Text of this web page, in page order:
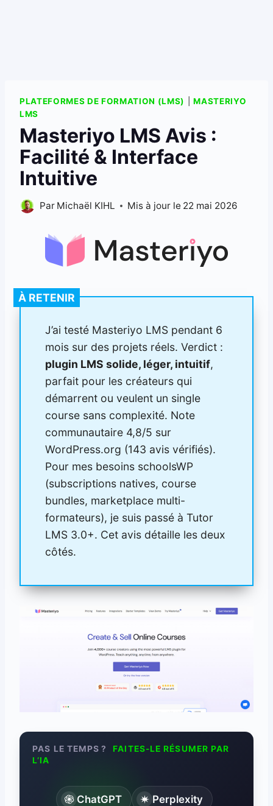
PLATEFORMES DE FORMATION (LMS) |MASTERIYO
LMS
Masteriyo LMS Avis :
Facilité & Interface
Intuitive
Par Michaël KIHL Mis à jour le 22 mai 2026
À RETENIR
J’ai testé Masteriyo LMS pendant 6
mois sur des projets réels. Verdict :
plugin LMS solide, léger, intuitif,
parfait pour les créateurs qui
démarrent ou veulent un single
course sans complexité. Note
communautaire 4,8/5 sur
WordPress.org (143 avis vérifiés).
Pour mes besoins schoolsWP
(subscriptions natives, course
bundles, marketplace multi-
formateurs), je suis passé à Tutor
LMS 3.0+. Cet avis détaille les deux
côtés.
PAS LE TEMPS ?
FAITES-LE RÉSUMER PAR
L’IA
ChatGPT Perplexity